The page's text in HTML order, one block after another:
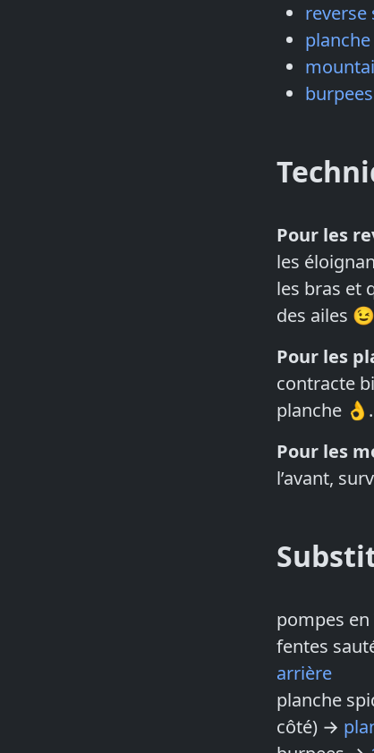
reverse
burpees
Pour les
les
les bras et
des ailes
Pour les
contracte
planche 👌.
Pour les
l’avant,
pompes
fentes
arrière
planche
côté) →